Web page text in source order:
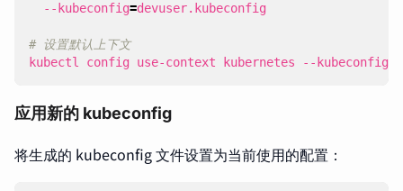
  --kubeconfig
=
# 设置默认上下文
kubectl config use-context kubernetes --kubeconfig
应用新的 kubeconfig
将生成的 kubeconfig 文件设置为当前使用的配置：